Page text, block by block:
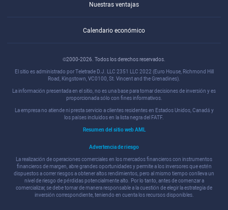
Nuestras ventajas
Calendario económico
©2000-2026. Todos los derechos reservados.
El sitio es administrado por Teletrade D.J. LLC 2351 LLC 2022 (Euro House, Richmond Hill
Road, Kingstown, VC0100, St. Vincent and the Grenadines).
La información presentada en el sitio, no es una base para tomar decisiones de inversión y es
proporcionada sólo con fines informativos.
La empresa no atiende ni presta servicio a clientes residentes en Estados Unidos, Canadá y
los países incluidos en la lista negra del FATF.
Resumen del sitio web AML
Advertencia de riesgo
La realización de operaciones comerciales en los mercados financieros con instrumentos
financieros de margen, abre grandes oportunidades y permite a los inversores que estén
dispuestos a correr riesgos a obtener altos rendimientos, pero al mismo tiempo conlleva un
nivel de riesgo de pérdidas potencialmente alto. Por lo tanto, antes de comenzar a
comercializar, se debe tomar de manera responsable a la cuestión de elegir la estrategia de
inversión correspondiente, teniendo en cuenta los recursos disponibles.